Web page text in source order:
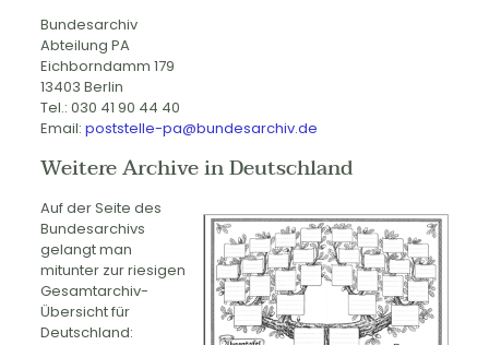
Bundesarchiv
Abteilung PA
Eichborndamm 179
13403 Berlin
Tel.: 030 41 90 44 40
Email: poststelle-pa@bundesarchiv.de
Weitere Archive in Deutschland
Auf der Seite des
Bundesarchivs
gelangt man
mitunter zur riesigen
Gesamtarchiv-
Übersicht für
Deutschland: